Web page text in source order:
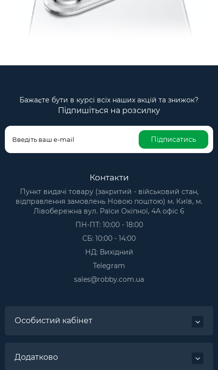
Бажаєте бути в курсі всіх наших акцій та знижок?
Підпишіться на розсилку
Підписатись
Контакти
Пункт видачі товару (закритий - військовий стан,
відправлення замовлень Новою поштою) м. Київ, м.
Лівобережна вул. Раїси Окіпної, 4А офіс 6
ПН-ПТ: 10:00 - 18:00
СБ: 10:00 - 14:00
НД: Вихідний
Telegram
sales@robby.com.ua
Особистий кабінет
Додатково